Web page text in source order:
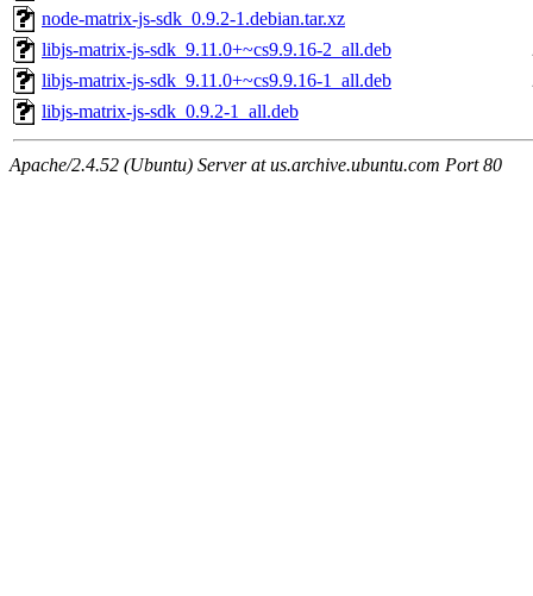
node-matrix-js-sdk_0.9.2-1.debian.tar.xz
libjs-matrix-js-sdk_9.11.0+~cs9.9.16-2_all.deb
libjs-matrix-js-sdk_9.11.0+~cs9.9.16-1_all.deb
libjs-matrix-js-sdk_0.9.2-1_all.deb
Apache/2.4.52 (Ubuntu) Server at us.archive.ubuntu.com Port 80